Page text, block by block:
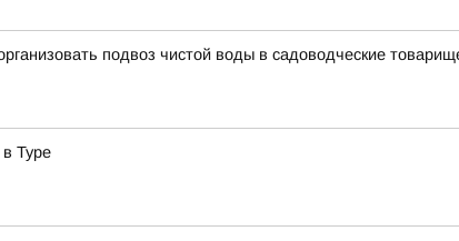
подвоз чистой воды в садоводческие
Туре